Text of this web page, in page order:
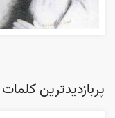
پربازدیدترین